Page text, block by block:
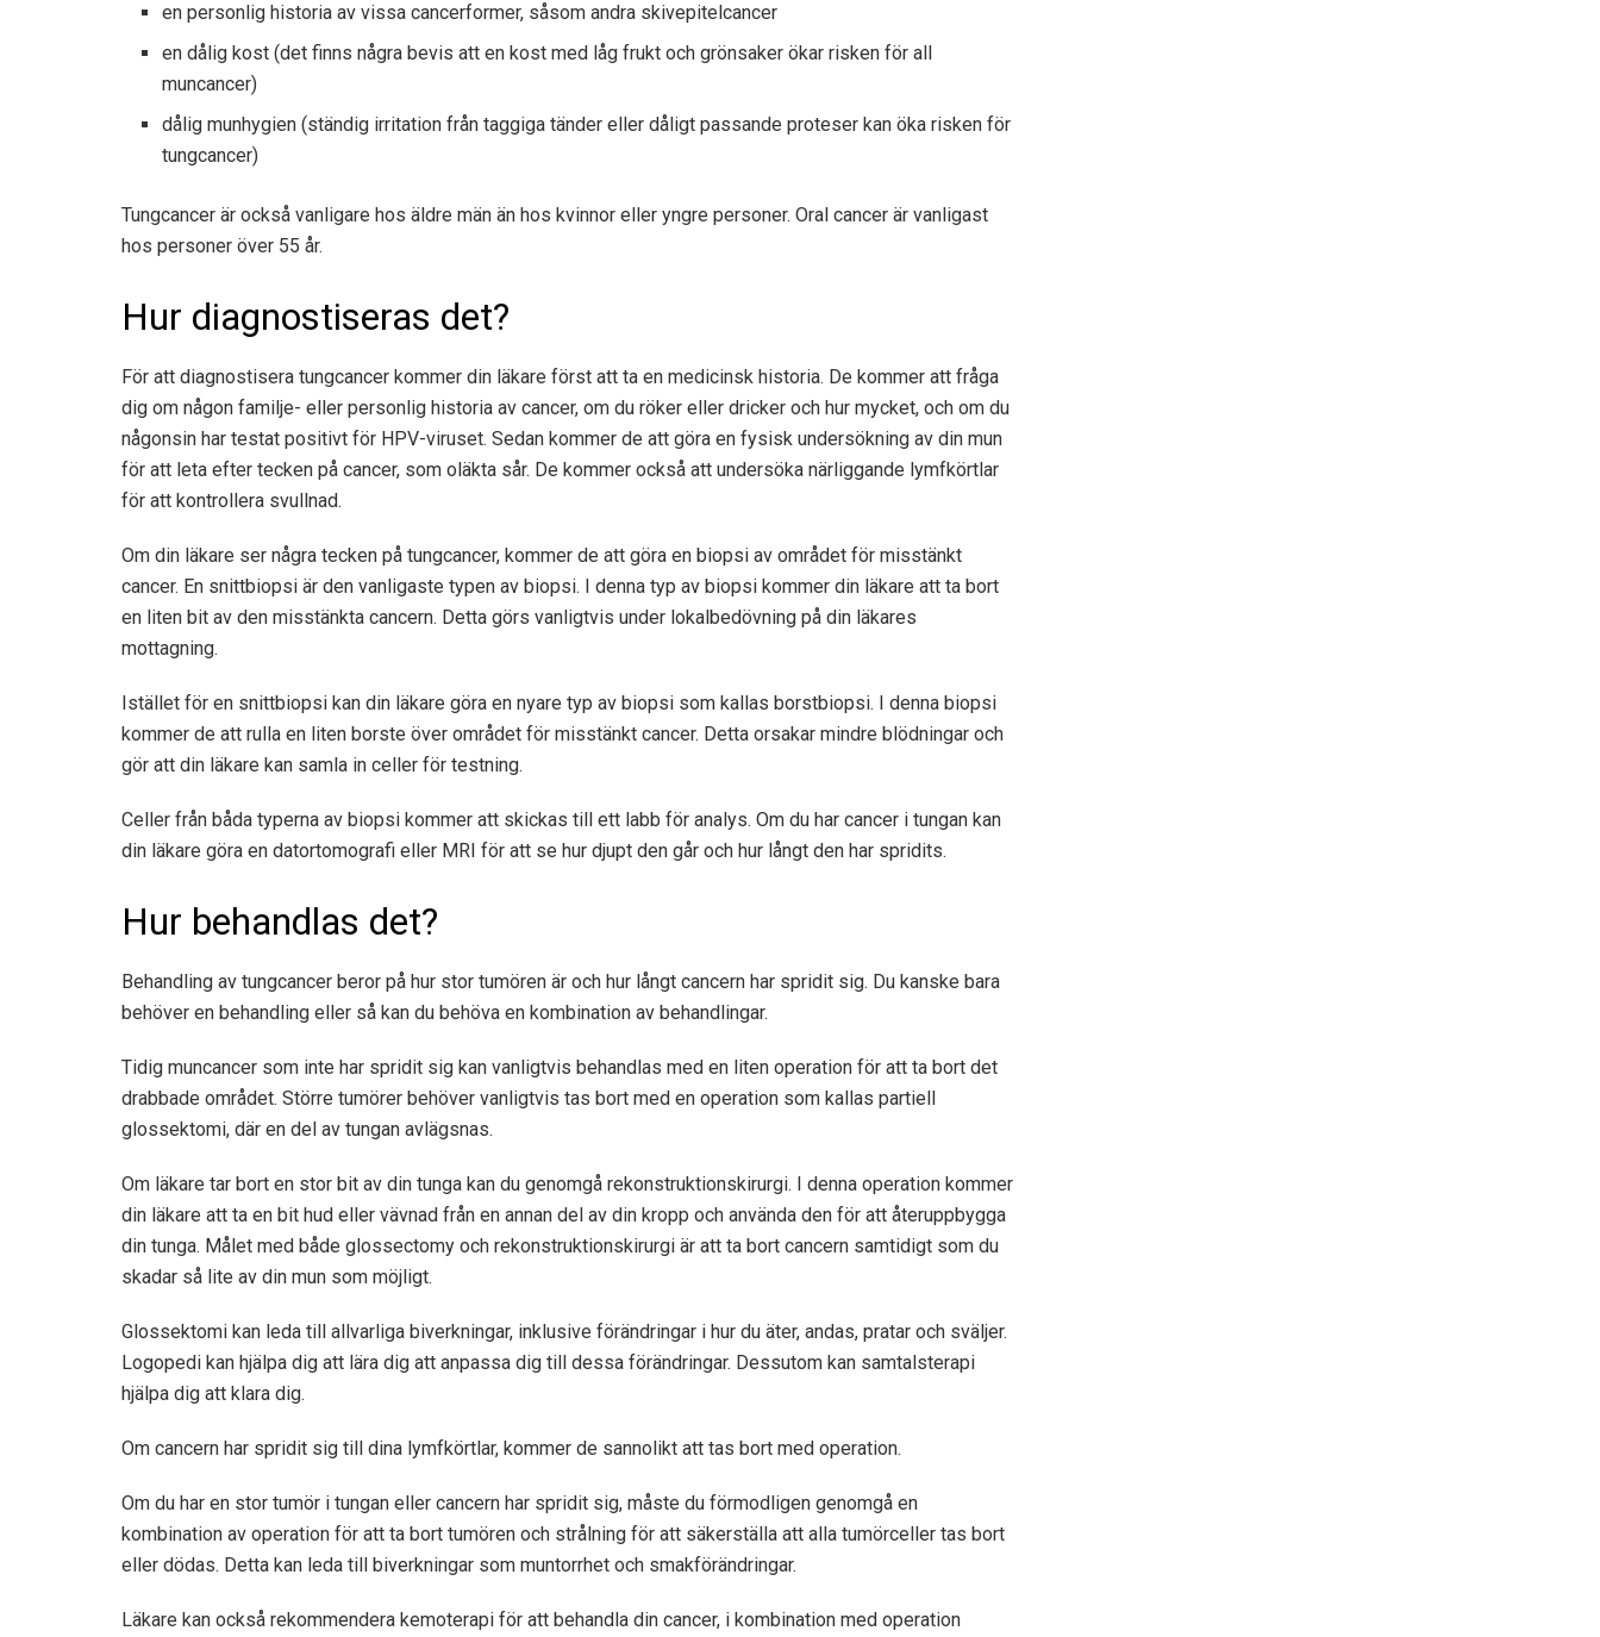
en personlig historia av vissa cancerformer, såsom andra skivepitelcancer
en dålig kost (det finnsnågra bevis att en kost med låg frukt och grönsaker ökar risken för all
muncancer)
dålig munhygien (ständig irritation från taggiga tänder eller dåligt passande proteser kan öka risken för
tungcancer)
Tungcancer är också vanligare hos äldre män än hos kvinnor eller yngre personer. Oral cancer är vanligast
hos personer över 55 år.
Hur diagnostiseras det?
För att diagnostisera tungcancer kommer din läkare först att ta en medicinsk historia. De kommer att fråga
dig om någon familje- eller personlig historia av cancer, om du röker eller dricker och hur mycket, och om du
någonsin har testat positivt för HPV-viruset. Sedan kommer de att göra en fysisk undersökning av din mun
för att leta efter tecken på cancer, som oläkta sår. De kommer också att undersöka närliggande lymfkörtlar
för att kontrollera svullnad.
Om din läkare ser några tecken på tungcancer, kommer de att göra en biopsi av området för misstänkt
cancer. En snittbiopsi är den vanligaste typen av biopsi. I denna typ av biopsi kommer din läkare att ta bort
en liten bit av den misstänkta cancern. Detta görs vanligtvis under lokalbedövning på din läkares
mottagning.
Istället för en snittbiopsi kan din läkare göra en nyare typ av biopsi som kallas borstbiopsi. I denna biopsi
kommer de att rulla en liten borste över området för misstänkt cancer. Detta orsakar mindre blödningar och
gör att din läkare kan samla in celler för testning.
Celler från båda typerna av biopsi kommer att skickas till ett labb för analys. Om du har cancer i tungan kan
din läkare göra en datortomografi eller MRI för att se hur djupt den går och hur långt den har spridits.
Hur behandlas det?
Behandling av tungcancer beror på hur stor tumören är och hur långt cancern har spridit sig. Du kanske bara
behöver en behandling eller så kan du behöva en kombination av behandlingar.
Tidig muncancer som inte har spridit sig kan vanligtvis behandlas med en liten operation för att ta bort det
drabbade området. Större tumörer behöver vanligtvis tas bort med en operation som kallas partiell
glossektomi, där en del av tungan avlägsnas.
Om läkare tar bort en stor bit av din tunga kan du genomgå rekonstruktionskirurgi. I denna operation kommer
din läkare att ta en bit hud eller vävnad från en annan del av din kropp och använda den för att återuppbygga
din tunga. Målet med både glossectomy och rekonstruktionskirurgi är att ta bort cancern samtidigt som du
skadar så lite av din mun som möjligt.
Glossektomi kan leda till allvarliga biverkningar, inklusive förändringar i hur du äter, andas, pratar och sväljer.
Logopedi kan hjälpa dig att lära dig att anpassa dig till dessa förändringar. Dessutom kan samtalsterapi
hjälpa dig att klara dig.
Om cancern har spridit sig till dina lymfkörtlar, kommer de sannolikt att tas bort med operation.
Om du har en stor tumör i tungan eller cancern har spridit sig, måste du förmodligen genomgå en
kombination av operation för att ta bort tumören och strålning för att säkerställa att alla tumörceller tas bort
eller dödas. Detta kan leda till biverkningar som muntorrhet och smakförändringar.
Läkare kan också rekommendera kemoterapi för att behandla din cancer, i kombination med operation